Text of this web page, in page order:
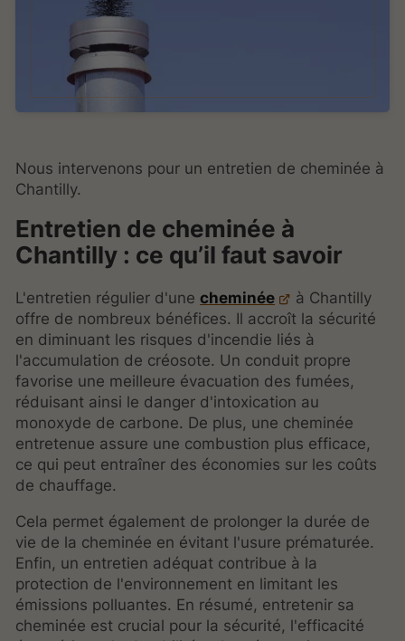
Nous intervenons pour un entretien de cheminée à
Chantilly.
Entretien de cheminée à
Chantilly : ce qu’il faut savoir
L'entretien régulier d'une cheminée
à Chantilly
offre de nombreux bénéfices. Il accroît la sécurité
en diminuant les risques d'incendie liés à
l'accumulation de créosote. Un conduit propre
favorise une meilleure évacuation des fumées,
réduisant ainsi le danger d'intoxication au
monoxyde de carbone. De plus, une cheminée
entretenue assure une combustion plus efficace,
ce qui peut entraîner des économies sur les coûts
de chauffage.
Cela permet également de prolonger la durée de
vie de la cheminée en évitant l'usure prématurée.
Enfin, un entretien adéquat contribue à la
protection de l'environnement en limitant les
émissions polluantes. En résumé, entretenir sa
cheminée est crucial pour la sécurité, l'efficacité